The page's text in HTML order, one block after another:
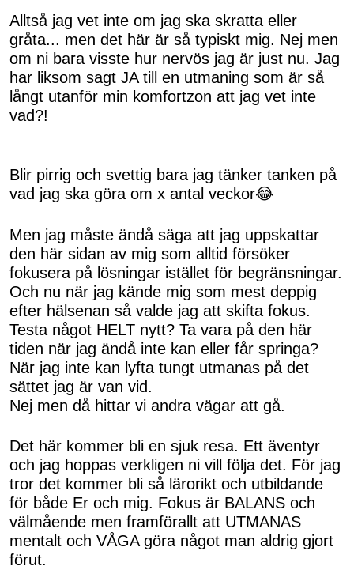
of
50
seconds
Alltså jag vet inte om jag ska skratta eller
gråta... men det här är så typiskt mig. Nej men
om ni bara visste hur nervös jag är just nu. Jag
har liksom sagt JA till en utmaning som är så
långt utanför min komfortzon att jag vet inte
vad?!
Blir pirrig och svettig bara jag tänker tanken på
vad jag ska göra om x antal veckor😂
Men jag måste ändå säga att jag uppskattar
den här sidan av mig som alltid försöker
fokusera på lösningar istället för begränsningar.
Och nu när jag kände mig som mest deppig
efter hälsenan så valde jag att skifta fokus.
Testa något HELT nytt? Ta vara på den här
tiden när jag ändå inte kan eller får springa?
När jag inte kan lyfta tungt utmanas på det
sättet jag är van vid.
Nej men då hittar vi andra vägar att gå.
Det här kommer bli en sjuk resa. Ett äventyr
och jag hoppas verkligen ni vill följa det. För jag
tror det kommer bli så lärorikt och utbildande
för både Er och mig. Fokus är BALANS och
välmående men framförallt att UTMANAS
mentalt och VÅGA göra något man aldrig gjort
förut.